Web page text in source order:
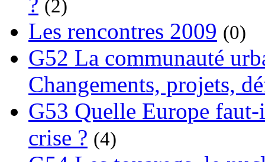
(2)
Les rencontres 2009 (0)
G52 La communauté
Changements, projets,
G53 Quelle Europe
crise ? (4)